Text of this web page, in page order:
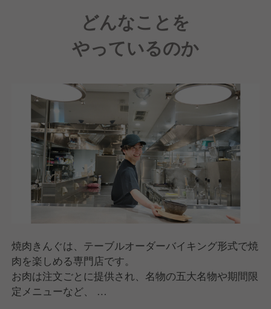
どんなことを
やっているのか
焼肉きんぐは、テーブルオーダーバイキング形式で焼
肉を楽しめる専門店です。
お肉は注文ごとに提供され、名物の五大名物や期間限
定メニューなど、